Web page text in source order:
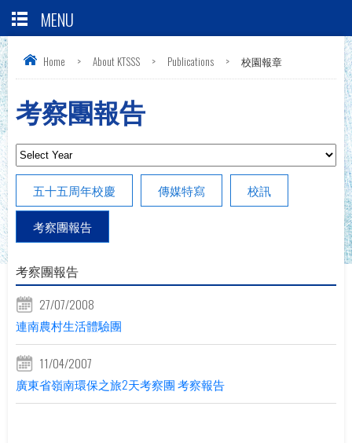
MENU
Home > About KTSSS > Publications > 校園報章
考察團報告
五十五周年校慶 傳媒特寫 校訊
考察團報告
考察團報告
27/07/2008
連南農村生活體驗團
11/04/2007
廣東省嶺南環保之旅2天考察團 考察報告